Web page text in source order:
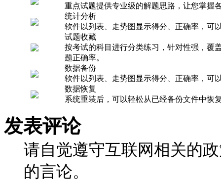
重点试题提供专业级的解题思路，让您掌握
统计分析
软件以列表、走势图显示得分、正确率，可
试题收藏
按考试的科目进行分类练习，针对性强，覆
题正确率。
数据备份
软件以列表、走势图显示得分、正确率，可
数据恢复
系统重装后，可以轻松从已经备份文件中恢
发表评论
请自觉遵守互联网相关的
的言论。